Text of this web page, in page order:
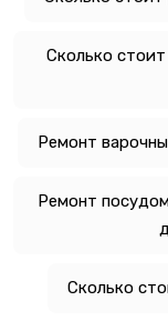
Сколько
Ремонт
Ремонт
Сколько